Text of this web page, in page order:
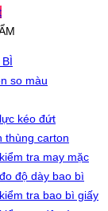
so màu
kéo đứt
thùng carton
tra may mặc
độ dày bao bì
tra bao bì giấy